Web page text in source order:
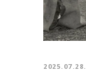
2025.07.28.